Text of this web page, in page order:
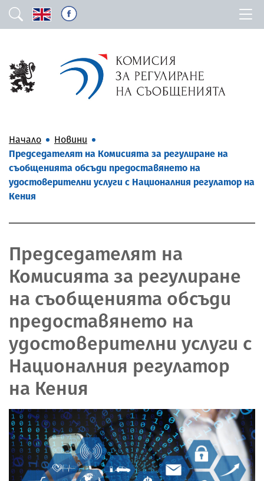
Начало
Новини
Председателят на Комисията за регулиране на
съобщенията обсъди предоставянето на
удостоверителни услуги с Националния регулатор на
Кения
Председателят на
Комисията за регулиране
на съобщенията обсъди
предоставянето на
удостоверителни услуги с
Националния регулатор
на Кения